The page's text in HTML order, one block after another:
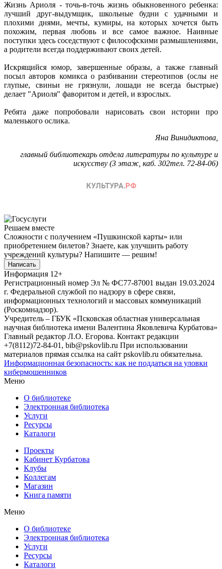
Жизнь Ариоля - точь-в-точь жизнь обыкновенного ребенка:
лучший друг-выдумщик, школьные будни с удачными и
плохими днями, мечты, кумиры, на которых хочется быть
похожим, первая любовь и все самое важное. Наивные
поступки здесь соседствуют с философскими размышлениями,
а родители всегда поддерживают своих детей.
Искрящийся юмор, завершенные образы, а также главный
посыл авторов комикса о разбивании стереотипов (ослы не
глупые, свиньи не грязнули, лошади не всегда быстрые)
делает "Ариоля" фаворитом и детей, и взрослых.
Ребята даже попробовали нарисовать свои истории про
маленького ослика.
Яна Винидиктова,
главный библиотекарь отдела литературы по культуре и
искусству (3 этаж, каб. 302тел. 72-84-06)
Решаем вместе
Сложности с получением «Пушкинской карты» или
приобретением билетов? Знаете, как улучшить работу
учреждений культуры? Напишите — решим!
Написать
Информация 12+
Регистрационный номер Эл № ФС77-87001 выдан 19.03.2024
г. Федеральной службой по надзору в сфере связи,
информационных технологий и массовых коммуникаций
(Роскомнадзор).
Учредитель – ГБУК «Псковская областная универсальная
научная библиотека имени Валентина Яковлевича Курбатова»
Главный редактор Л.О. Егорова. Контакт редакции
+7(8112)72-84-01, bib@pskovlib.ru При использовании
материалов прямая ссылка на сайт pskovlib.ru обязательна.
Информационная безопасность: как не поддаться на уловки
кибермошенников
Меню
О библиотеке
Электронная библиотека
Услуги
Ресурсы
Каталоги
Проекты
Кабинет Курбатова
Клубы
Коллегам
Магазин
Книга памяти
Меню
О библиотеке
Электронная библиотека
Услуги
Ресурсы
Каталоги